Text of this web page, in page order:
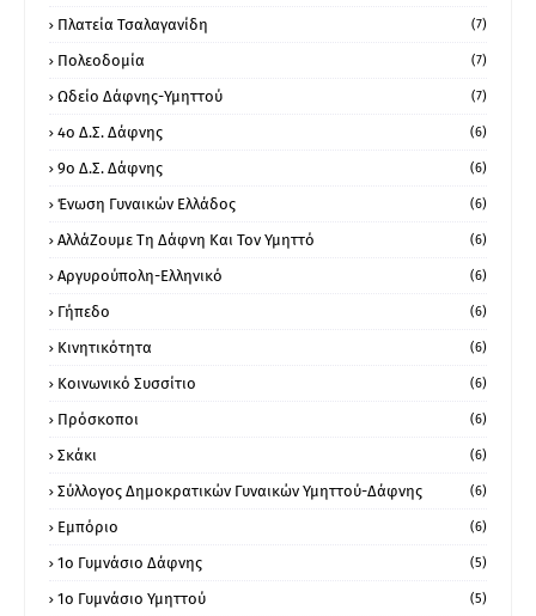
Πλατεία Τσαλαγανίδη (7)
Πολεοδομία (7)
Ωδείο Δάφνης-Υμηττού (7)
4ο Δ.Σ. Δάφνης (6)
9ο Δ.Σ. Δάφνης (6)
Ένωση Γυναικών Ελλάδος (6)
ΑλλάΖουμε Τη Δάφνη Και Τον Υμηττό (6)
Αργυρούπολη-Ελληνικό (6)
Γήπεδο (6)
Κινητικότητα (6)
Κοινωνικό Συσσίτιο (6)
Πρόσκοποι (6)
Σκάκι (6)
Σύλλογος Δημοκρατικών Γυναικών Υμηττού-Δάφνης (6)
Εμπόριο (6)
1ο Γυμνάσιο Δάφνης (5)
1ο Γυμνάσιο Υμηττού (5)